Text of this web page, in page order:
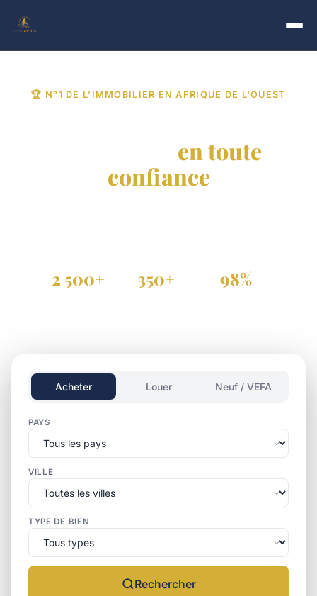
🏆 N°1 DE L'IMMOBILIER EN AFRIQUE DE L'OUEST
en toute
confiance
2 500+ 350+ 98%
Acheter Louer Neuf / VEFA
PAYS
VILLE
TYPE DE BIEN
Rechercher